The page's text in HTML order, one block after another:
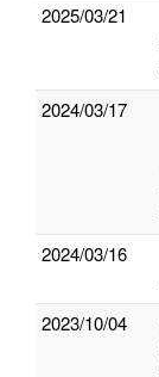
2025/03/21
2024/03/17
2024/03/16
2023/10/04